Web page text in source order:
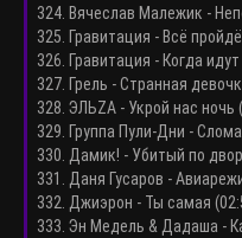
324. Вячеслав Малежик -
325. Гравитация - Всё
326. Гравитация - Когда
327. Грель - Странная
328. ЭЛЬZA - Укрой нас ночь
329. Группа Пули-Дни -
330. Дамик! - Убитый по
331. Даня Гусаров -
332. Джиэрон - Ты самая
333. Эн Медель & Дадаша -